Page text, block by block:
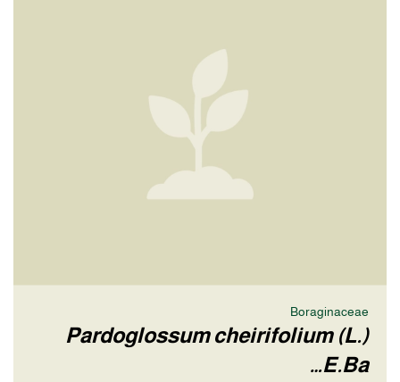
Boraginaceae
Pardoglossum cheirifolium (L.)
E.Ba…